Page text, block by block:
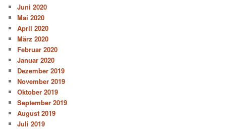
Juni 2020
Mai 2020
April 2020
März 2020
Februar 2020
Januar 2020
Dezember 2019
November 2019
Oktober 2019
September 2019
August 2019
Juli 2019